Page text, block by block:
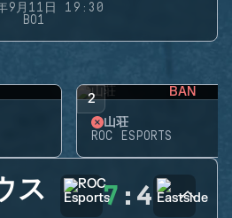
9月11日 19:30
BO1
2 BAN
山荘
ROC ESPORTS
ス 7 : 4